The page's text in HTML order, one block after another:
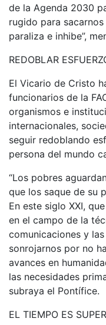
de la Agenda 2030
rugido para
paraliza e inhibe”,
REDOBLAR
El Vicario de Cristo
funcionarios de la
organismos e
internacionales,
seguir redoblando
persona del mundo
“Los pobres
que los saque de su
En este siglo XXI,
en el campo de la
comunicaciones y
sonrojarnos por no
avances en
las necesidades
subraya el Pontífice.
EL TIEMPO ES